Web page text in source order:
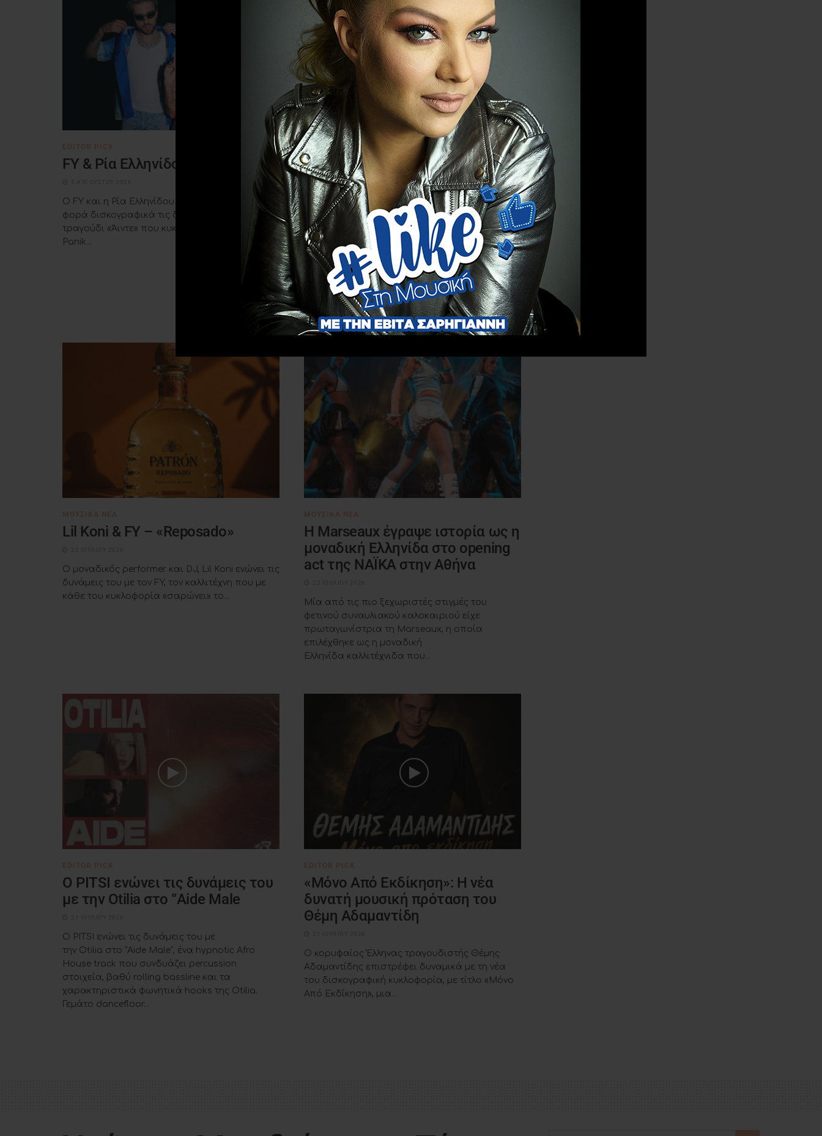
FY & Ρία Ελληνίδου – «Άιντε»
Ο FY και η Ρία Ελληνίδου ενώνουν για πρώτη
φορά δισκογραφικά τις δυνάμεις τους, στο νέο
τραγούδι «Άιντε» που κυκλοφορεί από την
Panik...
EDITOR PICK
Τα soundtracks μιας ολόκληρης
γενιάς αποκτούν νέο ήχο:
«Summer Vibes» από τον Μιχάλη
Ρακιντζή
29 ΙΟΥΛΊΟΥ 2026
Ο Μιχάλης Ρακιντζής παρουσιάζει το νέο του
άλμπουμ «Summer Vibes», μία ξεχωριστή
συλλογή με 13 αγαπημένα τραγούδια της
πορείας του, που επιστρέφουν μέσα
από σύγχρονα reworks....
Lil Koni & FY – «Reposado»
Ο μοναδικός performer και DJ, Lil Koni ενώνει τις
δυνάμεις του με τον FY, τον καλλιτέχνη που με
κάθε του κυκλοφορία «σαρώνει» το...
H Marseaux έγραψε ιστορία ως η
μοναδική Ελληνίδα στο opening
act της NAÏKA στην Αθήνα
Μία από τις πιο ξεχωριστές στιγμές του
φετινού συναυλιακού καλοκαιριού είχε
πρωταγωνίστρια τη Marseaux, η οποία
επιλέχθηκε ως η μοναδική
Ελληνίδα καλλιτέχνιδα που...
Ο PITSI ενώνει τις δυνάμεις του
με την Otilia στο “Aide Male
Ο PITSI ενώνει τις δυνάμεις του με
την Otilia στο “Aide Male”, ένα hypnotic Afro
House track που συνδυάζει percussion
στοιχεία, βαθύ rolling bassline και τα
χαρακτηριστικά φωνητικά hooks της Otilia.
Γεμάτο dancefloor...
«Μόνο Από Εκδίκηση»: Η νέα
δυνατή μουσική πρόταση του
Θέμη Αδαμαντίδη
Ο κορυφαίος Έλληνας τραγουδιστής Θέμης
Αδαμαντίδης επιστρέφει δυναμικά με τη νέα
του δισκογραφική κυκλοφορία, με τίτλο «Μόνο
Από Εκδίκηση», μια...